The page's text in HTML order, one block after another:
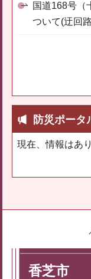
国道168号（
ついて(迂回
防災ポータ
現在、情報はあ
香芝市